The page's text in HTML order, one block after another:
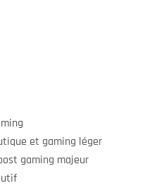
et gaming léger
gaming majeur